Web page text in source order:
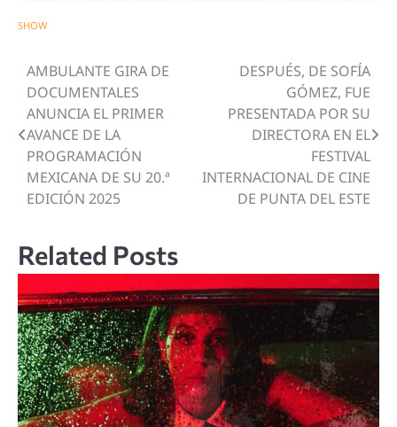
SHOW
Navegación
de
entradas
AMBULANTE GIRA DE
DOCUMENTALES
ANUNCIA EL PRIMER
AVANCE DE LA
PROGRAMACIÓN
MEXICANA DE SU 20.ª
EDICIÓN 2025
DESPUÉS, DE SOFÍA
GÓMEZ, FUE
PRESENTADA POR SU
DIRECTORA EN EL
FESTIVAL
INTERNACIONAL DE CINE
DE PUNTA DEL ESTE
Related Posts